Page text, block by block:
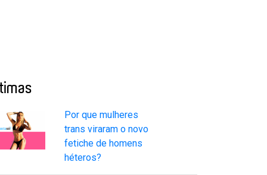
Por que mulheres
trans viraram o novo
fetiche de homens
héteros?